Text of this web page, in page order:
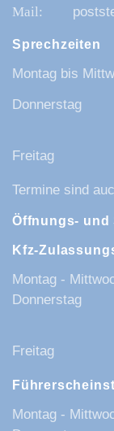
Sprechzeiten
Montag bis
Donnerstag
Freitag
Termine sind
Öffnungs- und
Kfz-
Montag -
Donnerstag
Freitag
Montag -